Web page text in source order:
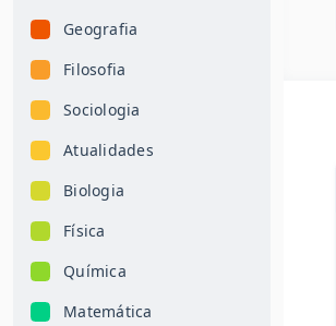
Geografia
Filosofia
Sociologia
Atualidades
Biologia
Física
Química
Matemática